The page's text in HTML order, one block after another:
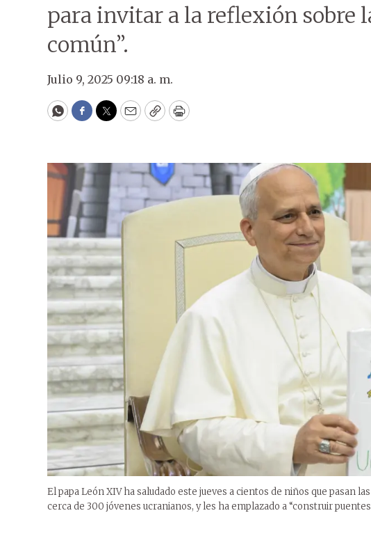
para invitar a la reflexión sobre
común”.
Julio 9, 2025 09:18 a. m.
WhatsApp
Facebook
Twitter
EmailCopyPrint
El papa León XIV ha saludado este jueves a cientos de niños que pasan
cerca de 300 jóvenes ucranianos, y les ha emplazado a “construir